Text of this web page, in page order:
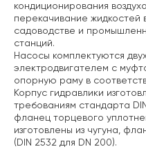
кондиционирования
перекачивание жидкостей
садоводстве и
станций.
Насосы комплектуются
электродвигателем с
опорную раму в
Корпус гидравлики
требованиям стандарта
фланец торцевого
изготовлены из чугуна,
(DIN 2532 для DN 200).